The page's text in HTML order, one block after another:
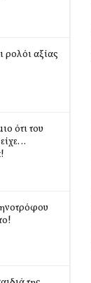
ρολόι αξίας
ότι του